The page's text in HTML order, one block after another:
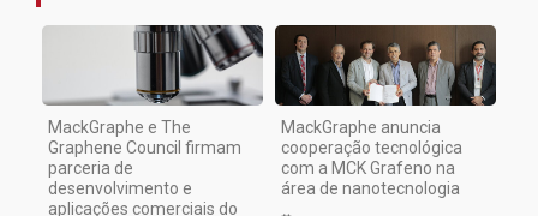
MackGraphe e The
Graphene Council firmam
parceria de
desenvolvimento e
aplicações comerciais do
MackGraphe anuncia
cooperação tecnológica
com a MCK Grafeno na
área de nanotecnologia